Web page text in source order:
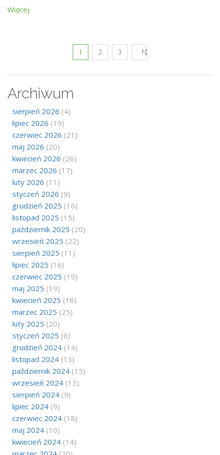
Więcej
1 2 3 Następny
Archiwum
sierpień 2026 (4)
lipiec 2026 (19)
czerwiec 2026 (21)
maj 2026 (20)
kwiecień 2026 (26)
marzec 2026 (17)
luty 2026 (11)
styczeń 2026 (9)
grudzień 2025 (16)
listopad 2025 (15)
październik 2025 (20)
wrzesień 2025 (22)
sierpień 2025 (11)
lipiec 2025 (16)
czerwiec 2025 (19)
maj 2025 (19)
kwiecień 2025 (18)
marzec 2025 (25)
luty 2025 (20)
styczeń 2025 (8)
grudzień 2024 (14)
listopad 2024 (13)
październik 2024 (15)
wrzesień 2024 (13)
sierpień 2024 (9)
lipiec 2024 (9)
czerwiec 2024 (18)
maj 2024 (10)
kwiecień 2024 (14)